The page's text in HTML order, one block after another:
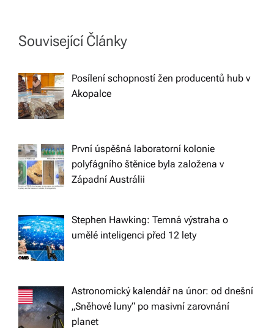
a
v
i
g
a
i
o
n
Související Články
Posílení schopností žen producentů hub v
Akopalce
První úspěšná laboratorní kolonie
polyfágního štěnice byla založena v
Západní Austrálii
Stephen Hawking: Temná výstraha o
umělé inteligenci před 12 lety
Astronomický kalendář na únor: od dnešní
„Sněhové luny“ po masivní zarovnání
planet